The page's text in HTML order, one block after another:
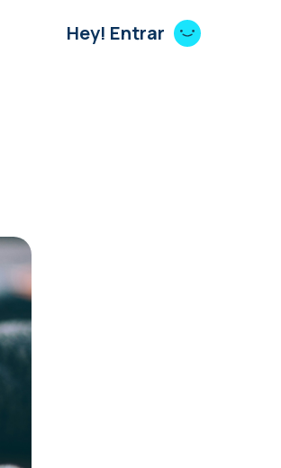
Hey! Entrar